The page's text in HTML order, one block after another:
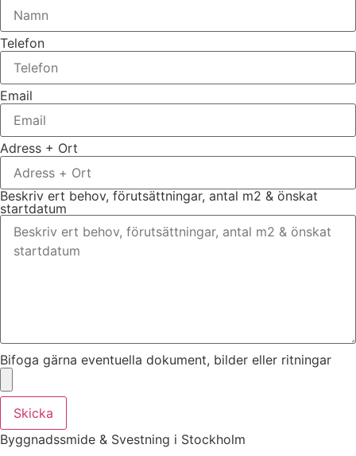
Telefon
Email
Adress + Ort
Beskriv ert behov, förutsättningar, antal m2 & önskat
startdatum
Bifoga gärna eventuella dokument, bilder eller ritningar
Skicka
Byggnadssmide & Svestning i Stockholm